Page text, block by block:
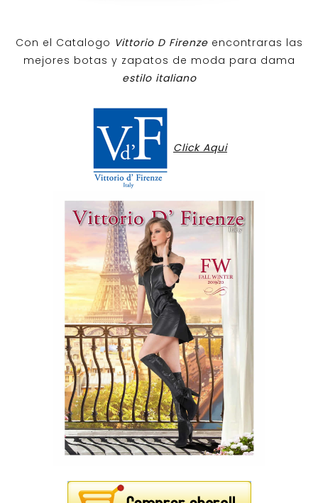
Con el Catalogo Vittorio D Firenzeencontraras las
mejores botas y zapatos de moda para dama
estilo italiano
Click Aqui